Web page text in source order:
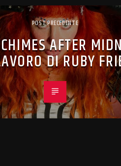
POST PRECEDENTE
AFTER
DI RUBY